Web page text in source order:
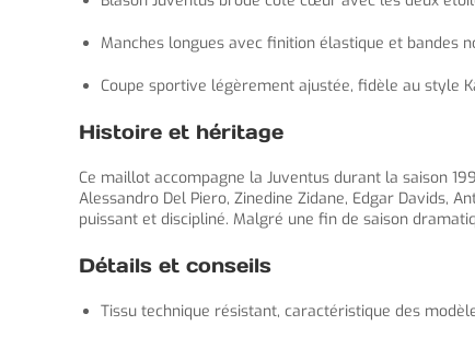
Manches longues avec finition élastique et bandes
Coupe sportive légèrement ajustée, fidèle au style
Histoire et héritage
Ce maillot accompagne la Juventus durant la saison
Alessandro Del Piero, Zinedine Zidane, Edgar Davids,
puissant et discipliné. Malgré une fin de saison
Détails et conseils
Tissu technique résistant, caractéristique des